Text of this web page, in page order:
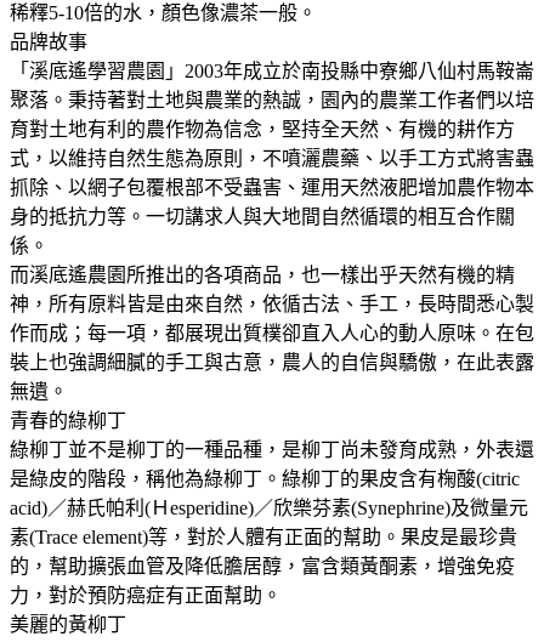
稀釋5-10倍的水，顏色像濃茶一般。
品牌故事
「溪底遙學習農園」2003年成立於南投縣中寮鄉八仙村馬鞍崙
聚落。秉持著對土地與農業的熱誠，園內的農業工作者們以培
育對土地有利的農作物為信念，堅持全天然、有機的耕作方
式，以維持自然生態為原則，不噴灑農藥、以手工方式將害蟲
抓除、以網子包覆根部不受蟲害、運用天然液肥增加農作物本
身的抵抗力等。一切講求人與大地間自然循環的相互合作關
係。
而溪底遙農園所推出的各項商品，也一樣出乎天然有機的精
神，所有原料皆是由來自然，依循古法、手工，長時間悉心製
作而成；每一項，都展現出質樸卻直入人心的動人原味。在包
裝上也強調細膩的手工與古意，農人的自信與驕傲，在此表露
無遺。
青春的綠柳丁
綠柳丁並不是柳丁的一種品種，是柳丁尚未發育成熟，外表還
是綠皮的階段，稱他為綠柳丁。綠柳丁的果皮含有椈酸(citric
acid)／赫氏帕利(Ｈesperidine)／欣樂芬素(Synephrine)及微量元
素(Trace element)等，對於人體有正面的幫助。果皮是最珍貴
的，幫助擴張血管及降低膽居醇，富含類黃酮素，增強免疫
力，對於預防癌症有正面幫助。
美麗的黃柳丁